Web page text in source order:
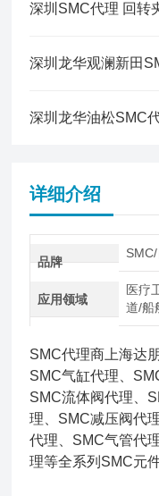
深圳SMC代理 回转
深圳龙华油松SMC
详细介绍
品牌
应用领域
医疗
道/船
SMC代理商上海达
SMC气缸代理、
SMC流体阀代理、
理、SMC减压阀代
代理、SMC气管代
理等全系列SMC元件